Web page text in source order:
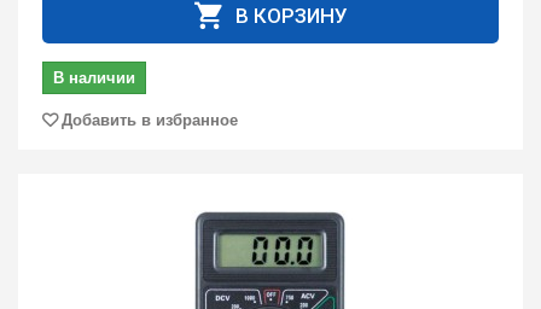
В КОРЗИНУ
В наличии
Добавить в избранное